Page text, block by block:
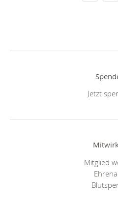
Jetzt
Mitglied